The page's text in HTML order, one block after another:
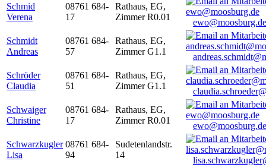
Schmid
Verena
08761 684-
17
Rathaus, EG,
Zimmer R0.01
ewo@moosburg.de
Schmidt
Andreas
08761 684-
57
Rathaus, EG,
Zimmer G1.1
Schröder
Claudia
08761 684-
51
Rathaus, EG,
Zimmer G1.1
Schwaiger
Christine
08761 684-
17
Rathaus, EG,
Zimmer R0.01
ewo@moosburg.de
Schwarzkugler
Lisa
08761 684-
94
Sudetenlandstr.
14